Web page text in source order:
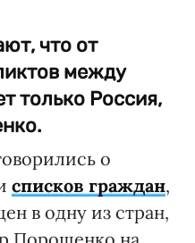
что от
между
только Россия,
о
списков граждан,
в одну из стран,